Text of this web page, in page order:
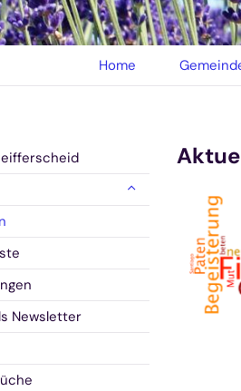
Home
Newsletter